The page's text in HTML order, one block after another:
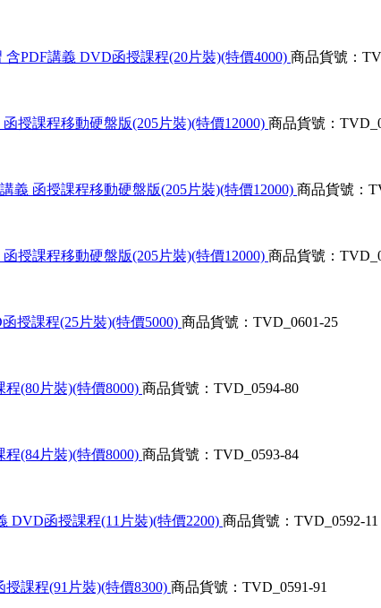
PDF講義 DVD函授課程(20片裝)(特價4000) 商品貨號：
授課程移動硬盤版(205片裝)(特價12000) 商品貨號：
義 函授課程移動硬盤版(205片裝)(特價12000) 商品貨號：
授課程移動硬盤版(205片裝)(特價12000) 商品貨號：
授課程(25片裝)(特價5000) 商品貨號：TVD_0601-25
(80片裝)(特價8000) 商品貨號：TVD_0594-80
(84片裝)(特價8000) 商品貨號：TVD_0593-84
DVD函授課程(11片裝)(特價2200) 商品貨號：TVD_0592-11
課程(91片裝)(特價8300) 商品貨號：TVD_0591-91